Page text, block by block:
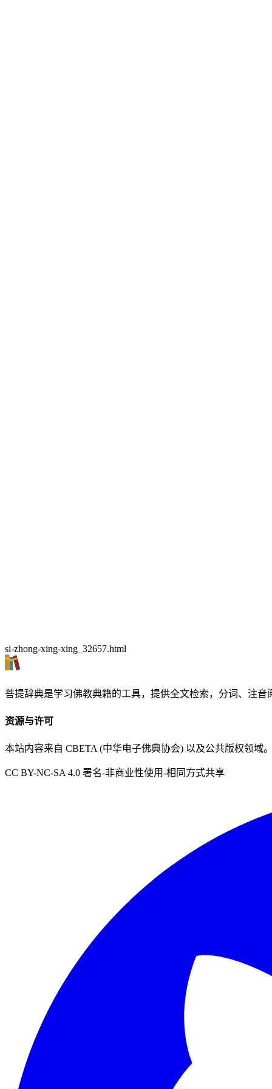
si-zhong-xing-xing_32657.html
菩提辞典是学习佛教典籍的工具，提供全文检索，分词、注音
资源与许可
本站内容来自 CBETA (中华电子佛典协会) 以及公共版权领域
CC BY-NC-SA 4.0 署名-非商业性使用-相同方式共享